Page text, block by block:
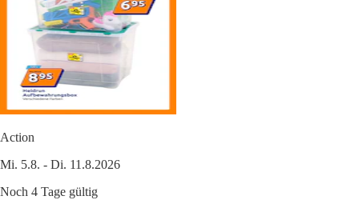
Action
Mi. 5.8. - Di. 11.8.2026
Noch 4 Tage gültig